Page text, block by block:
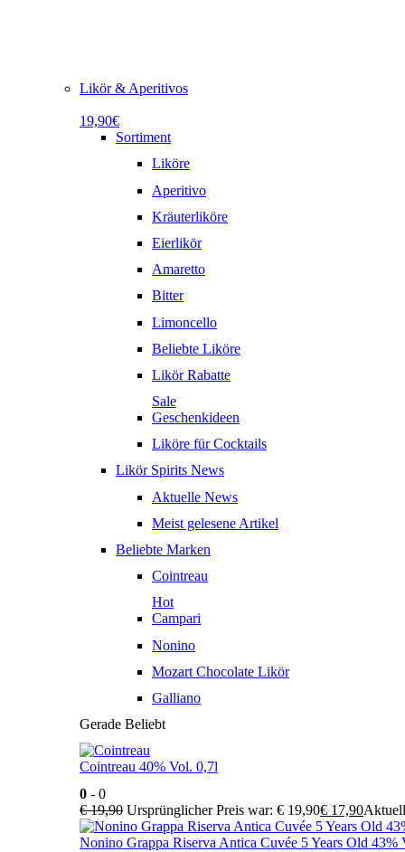
Likör & Aperitivos
19,90€
Sortiment
Liköre
Aperitivo
Kräuterliköre
Eierlikör
Amaretto
Bitter
Limoncello
Beliebte Liköre
Likör Rabatte
Sale
Geschenkideen
Liköre für Cocktails
Likör Spirits News
Aktuelle News
Meist gelesene Artikel
Beliebte Marken
Cointreau
Hot
Campari
Nonino
Mozart Chocolate Likör
Galliano
Gerade Beliebt
Cointreau 40% Vol. 0,7l
0 - 0
€19,90 Ursprünglicher Preis war: € 19,90€ 17,90
Nonino Grappa Riserva Antica Cuvée 5 Years Old 43%